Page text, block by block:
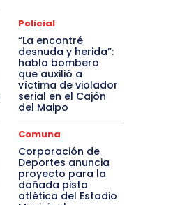
Policial
“La encontré
desnuda y herida”:
habla bombero
que auxilió a
víctima de violador
serial en el Cajón
del Maipo
Comuna
Corporación de
Deportes anuncia
proyecto para la
dañada pista
atlética del Estadio